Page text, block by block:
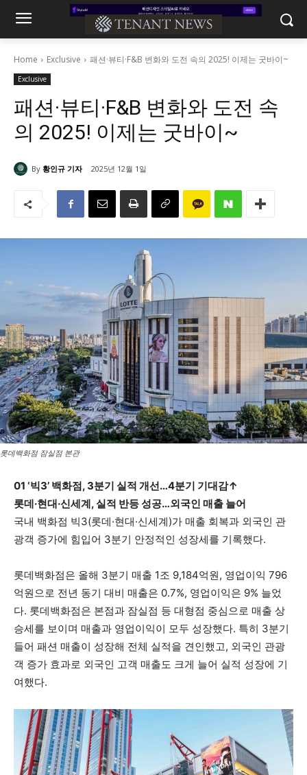
Home Exclusive 패션·뷰티·F&B 변화와 도전 속의 2025! 이제는 굿바이~
Exclusive
패션·뷰티·F&B 변화와 도전 속
의 2025! 이제는 굿바이~
By 황인규 기자 2025년 12월 1일
롯데백화점 잠실점 본관
01 ‘빅3’ 백화점, 3분기 실적 개선…4분기 기대감↑
롯데·현대·신세계, 실적 반등 성공…외국인 매출 늘어
국내 백화점 빅3(롯데·현대·신세계)가 매출 회복과 외국인 관
광객 증가에 힘입어 3분기 안정적인 성장세를 기록했다.
롯데백화점은 올해 3분기 매출 1조 9,184억원, 영업이익 796
억원으로 전년 동기 대비 매출은 0.7%, 영업이익은 9% 늘었
다. 롯데백화점은 본점과 잠실점 등 대형점 중심으로 매출 상
승세를 보이며 매출과 영업이익이 모두 성장했다. 특히 3분기
들어 패션 매출이 성장해 전체 실적을 견인했고, 외국인 관광
객 증가 효과로 외국인 고객 매출도 크게 늘어 실적 성장에 기
여했다.